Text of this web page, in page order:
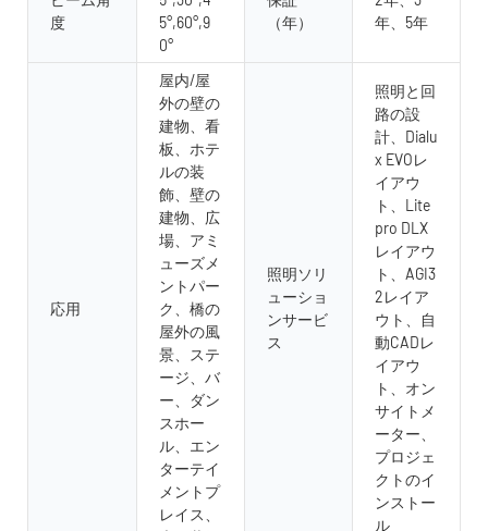
度
5°,60°,9
0°
（年）
年、5年
応用
屋内/屋
外の壁の
建物、看
板、ホテ
ルの装
飾、壁の
建物、広
場、アミ
ューズメ
ントパー
ク、橋の
屋外の風
景、ステ
ージ、バ
ー、ダン
スホー
ル、エン
ターテイ
メントプ
レイス、
照明ソリ
ューショ
ンサービ
ス
照明と回
路の設
計、Dialu
x EVOレ
イアウ
ト、Lite
pro DLX
レイアウ
ト、AGI3
2レイア
ウト、自
動CADレ
イアウ
ト、オン
サイトメ
ーター、
プロジェ
クトのイ
ンストー
ル